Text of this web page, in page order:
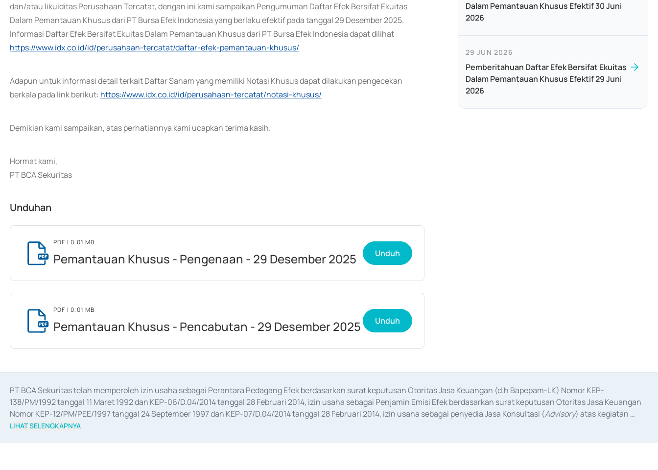
dan/atau likuiditas Perusahaan Tercatat, dengan ini kami sampaikan Pengumuman Daftar Efek Bersifat Ekuitas
Dalam Pemantauan Khusus dari PT Bursa Efek Indonesia yang berlaku efektif pada tanggal 29 Desember 2025.
Informasi Daftar Efek Bersifat Ekuitas Dalam Pemantauan Khusus dari PT Bursa Efek Indonesia dapat dilihat
https://www.idx.co.id/id/perusahaan-tercatat/daftar-efek-pemantauan-khusus/
Adapun untuk informasi detail terkait Daftar Saham yang memiliki Notasi Khusus dapat dilakukan pengecekan
berkala pada link berikut: https://www.idx.co.id/id/perusahaan-tercatat/notasi-khusus/
Demikian kami sampaikan, atas perhatiannya kami ucapkan terima kasih.
Hormat kami,
PT BCA Sekuritas
Unduhan
PDF | 0.01 MB
Pemantauan Khusus - Pengenaan - 29 Desember 2025 Unduh
PDF | 0.01 MB
Pemantauan Khusus - Pencabutan - 29 Desember 2025 Unduh
Dalam Pemantauan Khusus Efektif 30 Juni
2026
29 JUN 2026
Pemberitahuan Daftar Efek Bersifat Ekuitas
Dalam Pemantauan Khusus Efektif 29 Juni
2026
PT BCA Sekuritas telah memperoleh izin usaha sebagai Perantara Pedagang Efek berdasarkan surat keputusan Otoritas Jasa Keuangan (d.h Bapepam-LK) Nomor KEP-
138/PM/1992 tanggal 11 Maret 1992 dan KEP-06/D.04/2014 tanggal 28 Februari 2014, izin usaha sebagai Penjamin Emisi Efek berdasarkan surat keputusan Otoritas Jasa Keuangan
Nomor KEP-12/PM/PEE/1997 tanggal 24 September 1997 dan KEP-07/D.04/2014 tanggal 28 Februari 2014, izin usaha sebagai penyedia Jasa Konsultasi (Advisory) atas kegiatan
merger, akuisisi, divestasi, dan
LIHAT SELENGKAPNYA